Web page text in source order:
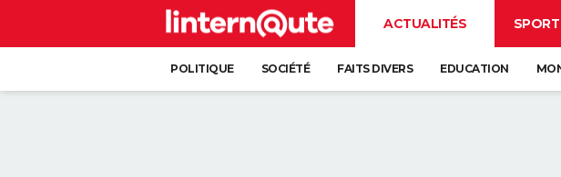
ACTUALITÉS SPORT
POLITIQUE SOCIÉTÉ FAITS DIVERS EDUCATION